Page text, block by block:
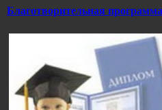
Благотворительная